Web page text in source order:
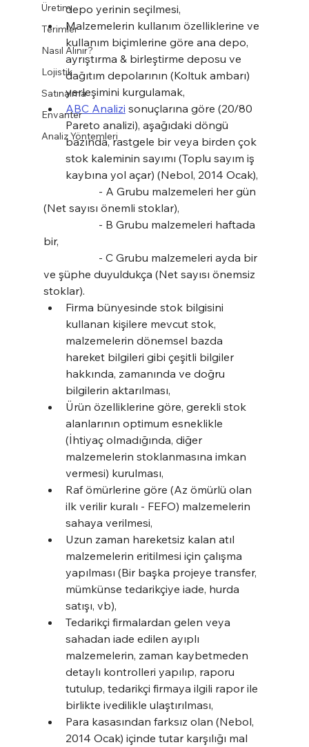
Üretim
Terimler
Nasıl Alınır?
Lojistik
Satınalma
Envanter
Analiz Yöntemleri
depo yerinin seçilmesi,
Malzemelerin kullanım özelliklerine ve
kullanım biçimlerine göre ana depo,
ayrıştırma & birleştirme deposu ve
dağıtım depolarının (Koltuk ambarı)
yerleşimini kurgulamak,
ABC Analizi sonuçlarına göre (20/80
Pareto analizi), aşağıdaki döngü
bazında, rastgele bir veya birden çok
stok kaleminin sayımı (Toplu sayım iş
kaybına yol açar) (Nebol, 2014 Ocak),
(Net sayısı önemli stoklar),
bir,
ve şüphe duyuldukça (Net sayısı önemsiz
stoklar).
Firma bünyesinde stok bilgisini
kullanan kişilere mevcut stok,
malzemelerin dönemsel bazda
hareket bilgileri gibi çeşitli bilgiler
hakkında, zamanında ve doğru
bilgilerin aktarılması,
Ürün özelliklerine göre, gerekli stok
alanlarının optimum esneklikle
(İhtiyaç olmadığında, diğer
malzemelerin stoklanmasına imkan
vermesi) kurulması,
Raf ömürlerine göre (Az ömürlü olan
ilk verilir kuralı - FEFO) malzemelerin
sahaya verilmesi,
Uzun zaman hareketsiz kalan atıl
malzemelerin eritilmesi için çalışma
yapılması (Bir başka projeye transfer,
mümkünse tedarikçiye iade, hurda
satışı, vb),
Tedarikçi firmalardan gelen veya
sahadan iade edilen ayıplı
malzemelerin, zaman kaybetmeden
detaylı kontrolleri yapılıp, raporu
tutulup, tedarikçi firmaya ilgili rapor ile
birlikte ivedilikle ulaştırılması,
Para kasasından farksız olan (Nebol,
2014 Ocak) içinde tutar karşılığı mal